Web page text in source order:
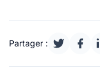
Partager :